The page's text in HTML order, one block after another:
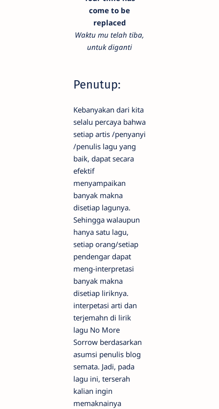
come to be
replaced
Waktu mu telah tiba,
untuk diganti
Penutup:
Kebanyakan dari kita
selalu percaya bahwa
setiap artis /penyanyi
/penulis lagu yang
baik, dapat secara
efektif
menyampaikan
banyak makna
disetiap lagunya.
Sehingga walaupun
hanya satu lagu,
setiap orang/setiap
pendengar dapat
meng-interpretasi
banyak makna
disetiap liriknya.
interpetasi arti dan
terjemahn di lirik
lagu No More
Sorrow berdasarkan
asumsi penulis blog
semata. Jadi, pada
lagu ini, terserah
kalian ingin
memaknainya